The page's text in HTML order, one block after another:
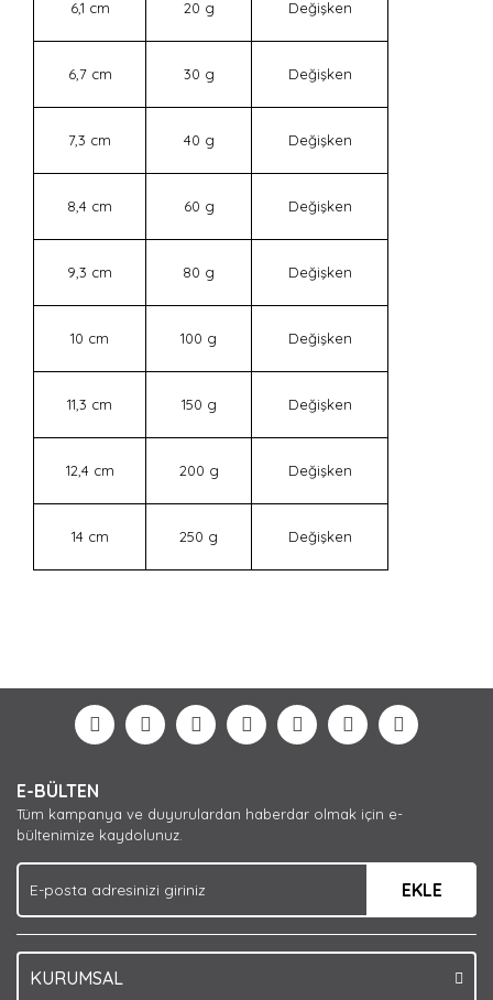
6,1 cm 20 g Değişken
6,7 cm 30 g Değişken
7,3 cm 40 g Değişken
8,4 cm 60 g Değişken
9,3 cm 80 g Değişken
10 cm 100 g Değişken
11,3 cm 150 g Değişken
12,4 cm 200 g Değişken
14 cm 250 g Değişken
Yorum Yaz
formunu kullanarak tarafımıza iletebilirsiniz.
Görüş ve önerileriniz için teşekkür ederiz.
Ürün açıklamasında eksik bilgiler bulunuyor.
Ürün bilgilerinde hatalar bulunuyor.
Ürün fiyatı diğer sitelerden daha pahalı.
Bu ürüne benzer farklı alternatifler olmalı.
E-BÜLTEN
Tüm kampanya ve duyurulardan haberdar olmak için e-
bültenimize kaydolunuz.
EKLE
KURUMSAL